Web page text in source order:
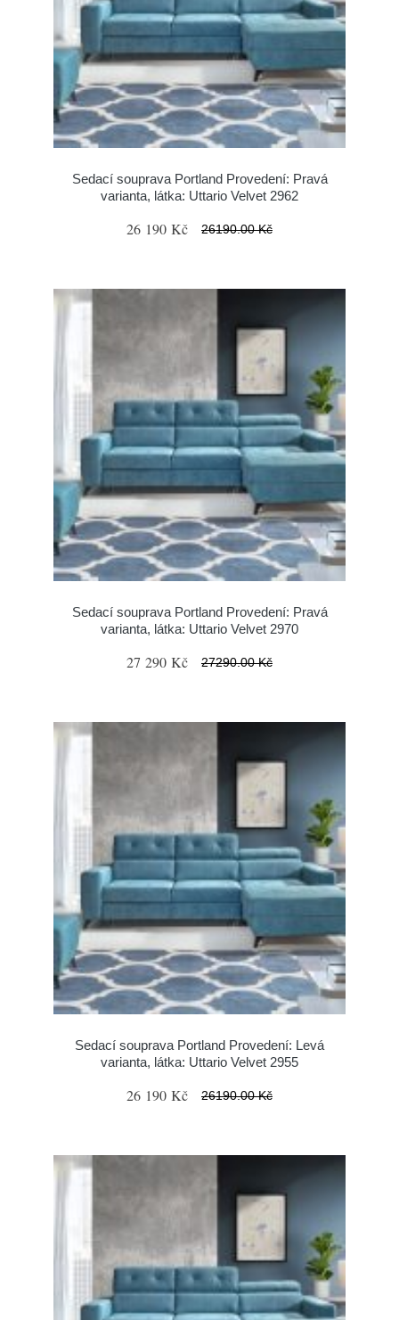
Sedací souprava Portland Provedení: Pravá
varianta, látka: Uttario Velvet 2962
26 190 Kč 26190.00 Kč
Sedací souprava Portland Provedení: Pravá
varianta, látka: Uttario Velvet 2970
27 290 Kč 27290.00 Kč
Sedací souprava Portland Provedení: Levá
varianta, látka: Uttario Velvet 2955
26 190 Kč 26190.00 Kč